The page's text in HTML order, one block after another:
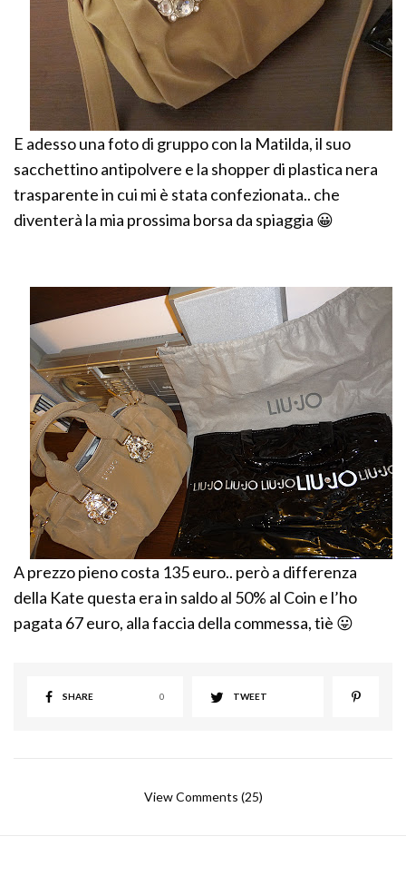
E adesso una foto di gruppo con la Matilda, il suo
sacchettino antipolvere e la shopper di plastica nera
trasparente in cui mi è stata confezionata.. che
diventerà la mia prossima borsa da spiaggia 😀
A prezzo pieno costa 135 euro.. però a differenza
della Kate questa era in saldo al 50% al Coin e l’ho
pagata 67 euro, alla faccia della commessa, tiè 😛
SHARE 0 TWEET
View Comments (25)